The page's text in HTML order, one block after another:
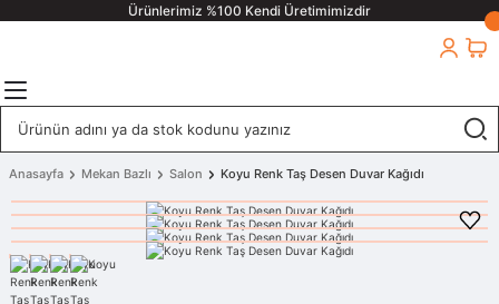
Ürünlerimiz %100 Kendi Üretimimizdir
Anasayfa Mekan Bazlı Salon Koyu Renk Taş Desen Duvar Kağıdı